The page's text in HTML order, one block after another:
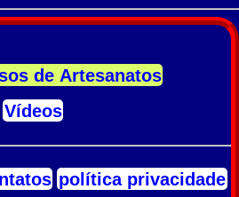
de Artesanatos
Vídeos
política privacidade